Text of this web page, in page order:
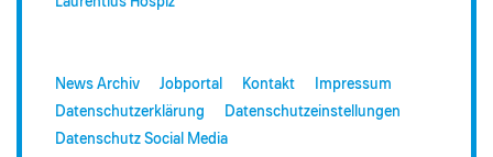
News Archiv Jobportal Kontakt
Impressum
Datenschutzerklärung
Datenschutzeinstellungen
Datenschutz Social Media